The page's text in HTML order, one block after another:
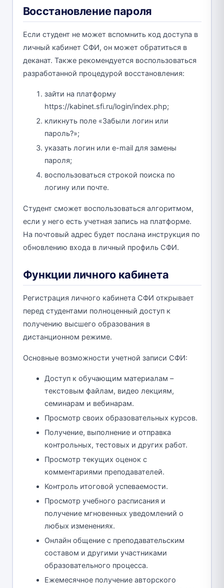
Восстановление пароля
Если студент не может вспомнить код доступа в
личный кабинет СФИ, он может обратиться в
деканат. Также рекомендуется воспользоваться
разработанной процедурой восстановления:
зайти на платформу
https://kabinet.sfi.ru/login/index.php;
кликнуть поле «Забыли логин или
пароль?»;
указать логин или e-mail для замены
пароля;
воспользоваться строкой поиска по
логину или почте.
Студент сможет воспользоваться алгоритмом,
если у него есть учетная запись на платформе.
На почтовый адрес будет послана инструкция по
обновлению входа в личный профиль СФИ.
Функции личного кабинета
Регистрация личного кабинета СФИ открывает
перед студентами полноценный доступ к
получению высшего образования в
дистанционном режиме.
Основные возможности учетной записи СФИ:
Доступ к обучающим материалам –
текстовым файлам, видео лекциям,
семинарам и вебинарам.
Просмотр своих образовательных курсов.
Получение, выполнение и отправка
контрольных, тестовых и других работ.
Просмотр текущих оценок с
комментариями преподавателей.
Контроль итоговой успеваемости.
Просмотр учебного расписания и
получение мгновенных уведомлений о
любых изменениях.
Онлайн общение с преподавательским
составом и другими участниками
образовательного процесса.
Ежемесячное получение авторского